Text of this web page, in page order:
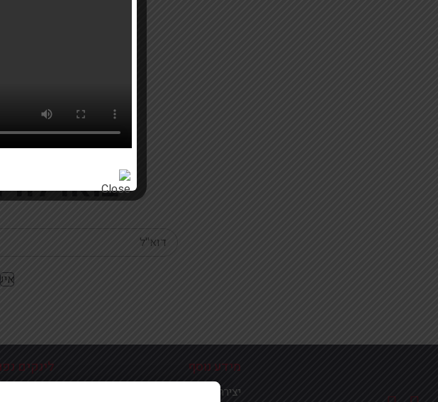
רוצים להתעדכן
בואו
Your email
מידע נוסף
יצירת קשר
לינקים